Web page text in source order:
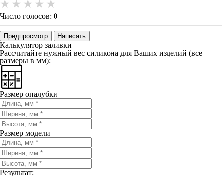
Число голосов: 0
Предпросмотр Написать
Калькулятор заливки
Рассчитайте нужный вес силикона для Ваших изделий (все
размеры в мм):
Размер опалубки
Размер модели
Результат: